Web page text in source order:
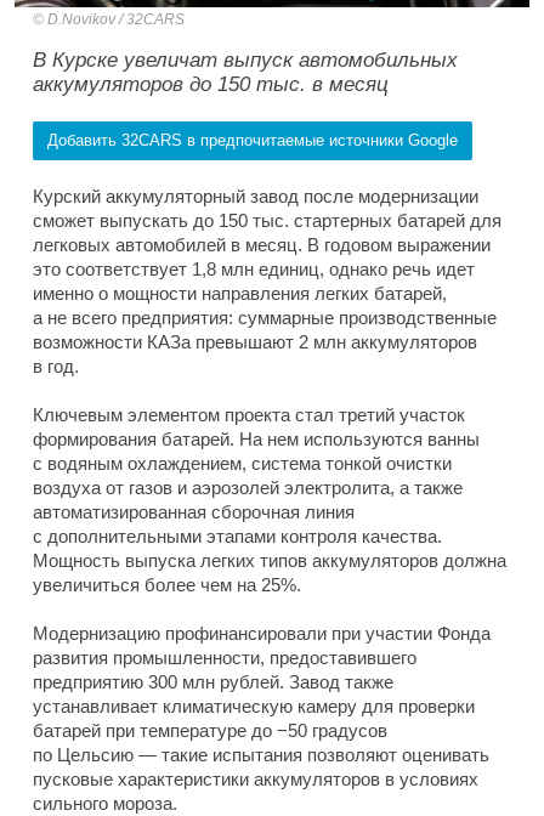
D.Novikov / 32CARS
В Курске увеличат выпуск автомобильных
аккумуляторов до 150 тыс. в месяц
Добавить 32CARS в предпочитаемые источники Google
Курский аккумуляторный завод после модернизации
сможет выпускать до 150 тыс. стартерных батарей для
легковых автомобилей в месяц. В годовом выражении
это соответствует 1,8 млн единиц, однако речь идет
именно о мощности направления легких батарей,
а не всего предприятия: суммарные производственные
возможности КАЗа превышают 2 млн аккумуляторов
в год.
Ключевым элементом проекта стал третий участок
формирования батарей. На нем используются ванны
с водяным охлаждением, система тонкой очистки
воздуха от газов и аэрозолей электролита, а также
автоматизированная сборочная линия
с дополнительными этапами контроля качества.
Мощность выпуска легких типов аккумуляторов должна
увеличиться более чем на 25%.
Модернизацию профинансировали при участии Фонда
развития промышленности, предоставившего
предприятию 300 млн рублей. Завод также
устанавливает климатическую камеру для проверки
батарей при температуре до −50 градусов
по Цельсию — такие испытания позволяют оценивать
пусковые характеристики аккумуляторов в условиях
сильного мороза.